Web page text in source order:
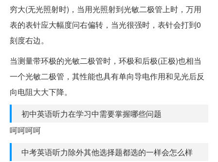
穷大(无光照射时)，当用光照射到光敏二极管上时，万用
表的表针应大幅度问右偏转，当光很强时，表针会打到0
刻度右边。
当测量带环极的光敏二极管时，环极和后极(正极)也相当
一个光敏二极管，其性能也具有单向导电作用和见光后反
向电阻大大下降。
初中英语听力在学习中需要掌握哪些问题
呵呵呵呵
中考英语听力除外其他选择题都选的一样会怎么样